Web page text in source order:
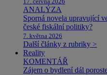
ANALÝZA
Sporná novela upravující
české fiskální politiky?
7. května 2026
Další články z rubriky >
Reality
KOMENTÁŘ
Zájem o bydlení dál